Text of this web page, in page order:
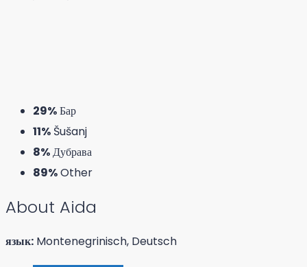
29%Бар
11% Šušanj
8%Дубрава
89%Other
About Aida
язык: Montenegrinisch, Deutsch